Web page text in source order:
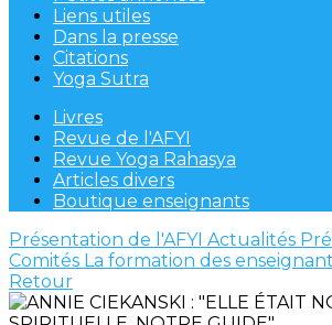
Liens utiles
Dans la presse
Citations
Yoga Sutra
Livres
Revue de l'AFYI
Revue Yoga Rahasya
Articles divers
Boutique enseignants
Présentation de l'AFYI Actualités
Comités La formation des
Retour